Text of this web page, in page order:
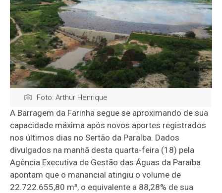
Foto: Arthur Henrique
A Barragem da Farinha segue se aproximando de sua
capacidade máxima após novos aportes registrados
nos últimos dias no Sertão da Paraíba. Dados
divulgados na manhã desta quarta-feira (18) pela
Agência Executiva de Gestão das Águas da Paraíba
apontam que o manancial atingiu o volume de
22.722.655,80 m³, o equivalente a 88,28% de sua